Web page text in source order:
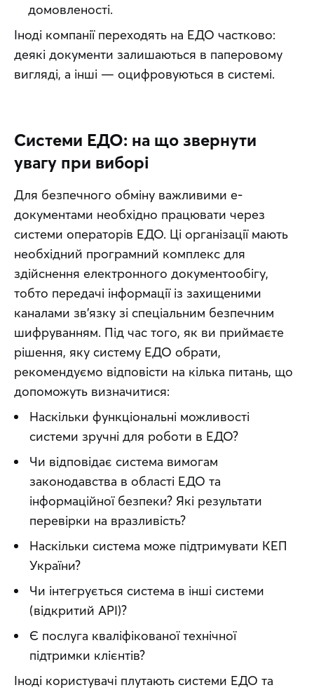
домовленості.
Іноді компанії переходять на ЕДО частково:
деякі документи залишаються в паперовому
вигляді, а інші — оцифровуються в системі.
Системи ЕДО: на що звернути
увагу при виборі
Для безпечного обміну важливими е-
документами необхідно працювати через
системи операторів ЕДО. Ці організації мають
необхідний програмний комплекс для
здійснення електронного документообігу,
тобто передачі інформації із захищеними
каналами зв’язку зі спеціальним безпечним
шифруванням. Під час того, як ви приймаєте
рішення, яку систему ЕДО обрати,
рекомендуємо відповісти на кілька питань, що
допоможуть визначитися:
Наскільки функціональні можливості
системи зручні для роботи в ЕДО?
Чи відповідає система вимогам
законодавства в області ЕДО та
інформаційної безпеки? Які результати
перевірки на вразливість?
Наскільки система може підтримувати КЕП
України?
Чи інтегрується система в інші системи
(відкритий API)?
Є послуга кваліфікованої технічної
підтримки клієнтів?
Іноді користувачі плутають системи ЕДО та